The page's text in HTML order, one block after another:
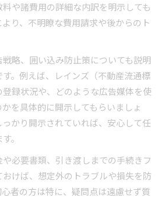
や諸費用の詳細な内訳を明示しても
り、不明瞭な費用請求や後からのト
略、囲い込み防止策についても説明
。例えば、レインズ（不動産流通標
録状況や、どのような広告媒体を使
を具体的に開示してもらいましょ
かり開示されていれば、安心して任
。
必要書類、引き渡しまでの手続きフ
けば、想定外のトラブルや損失を防
者の方は特に、疑問点は遠慮せず質